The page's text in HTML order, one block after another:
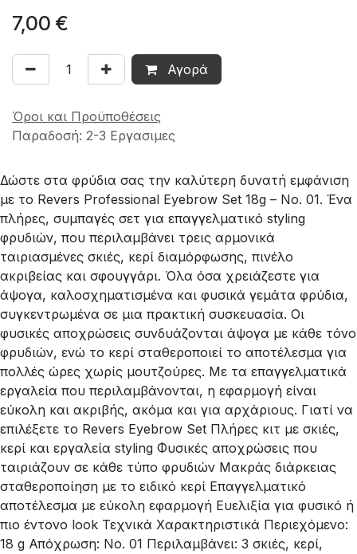
7,00 €
Αγορά
Όροι και Προϋποθέσεις
Παραδοσή: 2-3 Εργασιμες
Δώστε στα φρύδια σας την καλύτερη δυνατή εμφάνιση
με το Revers Professional Eyebrow Set 18g – No. 01. Ένα
πλήρες, συμπαγές σετ για επαγγελματικό styling
φρυδιών, που περιλαμβάνει τρεις αρμονικά
ταιριασμένες σκιές, κερί διαμόρφωσης, πινέλο
ακριβείας και σφουγγάρι. Όλα όσα χρειάζεστε για
άψογα, καλοσχηματισμένα και φυσικά γεμάτα φρύδια,
συγκεντρωμένα σε μια πρακτική συσκευασία. Οι
φυσικές αποχρώσεις συνδυάζονται άψογα με κάθε τόνο
φρυδιών, ενώ το κερί σταθεροποιεί το αποτέλεσμα για
πολλές ώρες χωρίς μουτζούρες. Με τα επαγγελματικά
εργαλεία που περιλαμβάνονται, η εφαρμογή είναι
εύκολη και ακριβής, ακόμα και για αρχάριους. Γιατί να
επιλέξετε το Revers Eyebrow Set Πλήρες κιτ με σκιές,
κερί και εργαλεία styling Φυσικές αποχρώσεις που
ταιριάζουν σε κάθε τύπο φρυδιών Μακράς διάρκειας
σταθεροποίηση με το ειδικό κερί Επαγγελματικό
αποτέλεσμα με εύκολη εφαρμογή Ευελιξία για φυσικό ή
πιο έντονο look Τεχνικά Χαρακτηριστικά Περιεχόμενο:
18 g Απόχρωση: No. 01 Περιλαμβάνει: 3 σκιές, κερί,